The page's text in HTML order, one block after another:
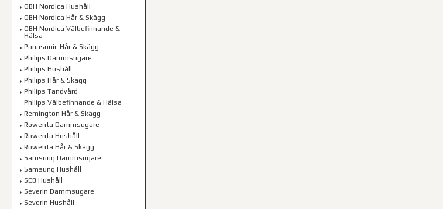
OBH Nordica Hushåll
OBH Nordica Hår & Skägg
OBH Nordica Välbefinnande &
Hälsa
Panasonic Hår & Skägg
Philips Dammsugare
Philips Hushåll
Philips Hår & Skägg
Philips Tandvård
Philips Välbefinnande & Hälsa
Remington Hår & Skägg
Rowenta Dammsugare
Rowenta Hushåll
Rowenta Hår & Skägg
Samsung Dammsugare
Samsung Hushåll
SEB Hushåll
Severin Dammsugare
Severin Hushåll